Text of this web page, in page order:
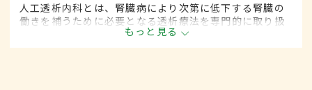
人工透析内科とは、腎臓病により次第に低下する腎臓の
働きを補うために必要となる透析療法を専門的に取り扱
もっと見る